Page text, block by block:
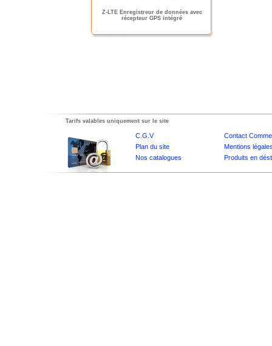
Z-LTE Enregistreur de données avec
récepteur GPS intégré
Tarifs valables uniquement sur le site
C.G.V
Contact
Plan du site
Mentions
Nos catalogues
Produits en